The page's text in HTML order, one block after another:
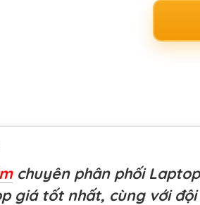
chuyên phân phối
giá tốt nhất, cùng với